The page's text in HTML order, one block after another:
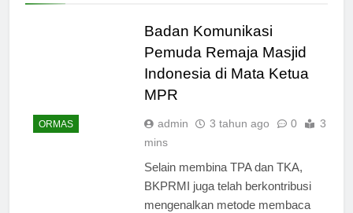
ORMAS
Badan Komunikasi
Pemuda Remaja Masjid
Indonesia di Mata Ketua
MPR
admin 3 tahun ago 0
3
mins
Selain membina TPA dan TKA,
BKPRMI juga telah berkontribusi
mengenalkan metode membaca